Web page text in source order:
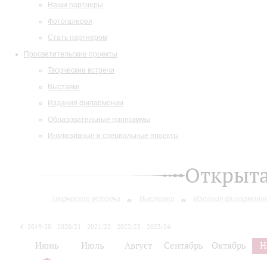
Наши партнеры
Фотогалерея
Стать партнером
Просветительские проекты
Творческие встречи
Выставки
Издания филармонии
Образовательные программы
Инклюзивные и специальные проекты
Творческие встречи Выставки Издания
2019/20 2020/21 2021/22 2022/23
2023/24
Июнь Июль Август Сентябрь Октябрь